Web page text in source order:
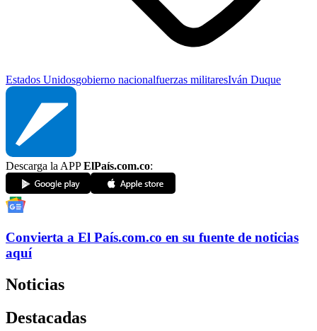
Estados Unidosgobierno nacionalfuerzas militaresIván Duque
Descarga la APPElPaís.com.co:
Convierta a El País.com.co en su fuente de noticias
aquí
Noticias
Destacadas